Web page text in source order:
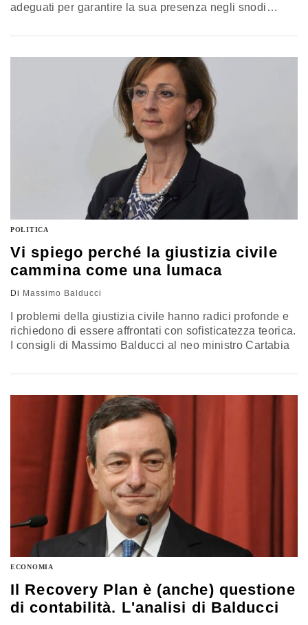
adeguati per garantire la sua presenza negli snodi
POLITICA
Vi spiego perché la giustizia civile
cammina come una lumaca
Di Massimo Balducci
I problemi della giustizia civile hanno radici profonde e
richiedono di essere affrontati con sofisticatezza teorica.
I consigli di Massimo Balducci al neo ministro Cartabia
ECONOMIA
Il Recovery Plan è (anche) questione
di contabilità. L'analisi di Balducci